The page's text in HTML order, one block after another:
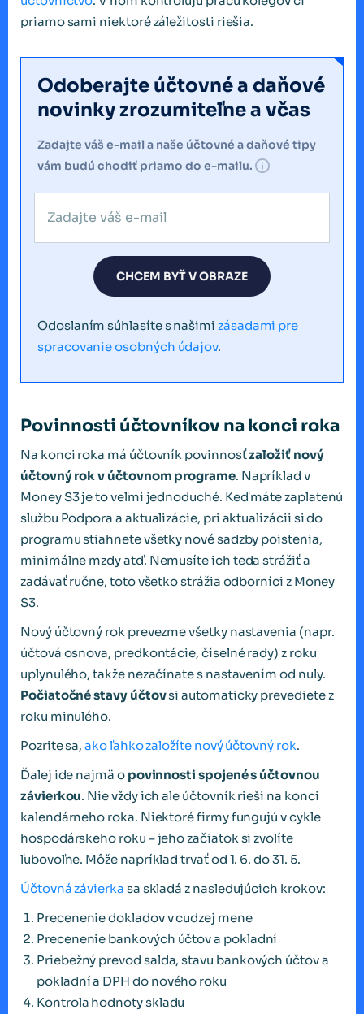
priamo sami niektoré záležitosti riešia.
Odoberajte účtovné a daňové
novinky zrozumiteľne a včas
Zadajte váš e-mail a naše účtovné a daňové tipy
vám budú chodiť priamo do e-mailu.
CHCEM BYŤ V OBRAZE
Odoslaním súhlasíte s našimi zásadami pre
spracovanie osobných údajov.
Povinnosti účtovníkov na konci roka
Na konci roka má účtovník povinnosťzaložiť nový
účtovný rok v účtovnom programe. Napríklad v
Money S3 je to veľmi jednoduché. Keď máte zaplatenú
službu Podpora a aktualizácie, pri aktualizácii si do
programu stiahnete všetky nové sadzby poistenia,
minimálne mzdy atď. Nemusíte ich teda strážiť a
zadávať ručne, toto všetko strážia odborníci z Money
S3.
Nový účtovný rok prevezme všetky nastavenia (napr.
účtová osnova, predkontácie, číselné rady) z roku
uplynulého, takže nezačínate s nastavením od nuly.
Počiatočné stavy účtovsi automaticky prevediete z
roku minulého.
Pozrite sa,ako ľahko založíte nový účtovný rok.
Ďalej ide najmä o povinnosti spojené s účtovnou
závierkou. Nie vždy ich ale účtovník rieši na konci
kalendárneho roka. Niektoré firmy fungujú v cykle
hospodárskeho roku – jeho začiatok si zvolíte
ľubovoľne. Môže napríklad trvať od 1. 6. do 31. 5.
Účtovná závierka sa skladá z nasledujúcich krokov:
Precenenie dokladov v cudzej mene
Precenenie bankových účtov a pokladní
Priebežný prevod salda, stavu bankových účtov a
pokladní a DPH do nového roku
Kontrola hodnoty skladu